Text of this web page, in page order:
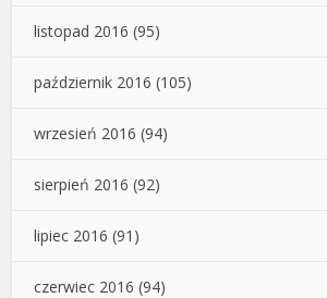
listopad 2016 (95)
październik 2016 (105)
wrzesień 2016 (94)
sierpień 2016 (92)
lipiec 2016 (91)
czerwiec 2016 (94)